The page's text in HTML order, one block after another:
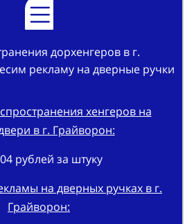
дорхенгеров в г.
рекламу на дверные ручки
хенгеров на
рублей за штуку
на дверных ручках в г.
В срок - 3 дня